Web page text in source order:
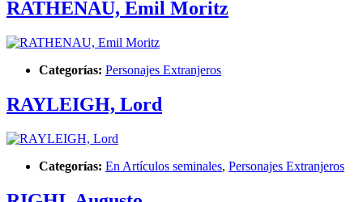
RATHENAU, Emil Moritz
Categorías: Personajes Extranjeros
RAYLEIGH, Lord
Categorías: En Artículos seminales, Personajes Extranjeros